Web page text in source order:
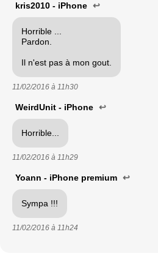
kris2010 - iPhone ↩
Horrible ...
Pardon.
Il n'est pas à mon gout.
11/02/2016 à 11h30
WeirdUnit - iPhone ↩
Horrible...
11/02/2016 à 11h29
Yoann - iPhone premium ↩
Sympa !!!
11/02/2016 à 11h24